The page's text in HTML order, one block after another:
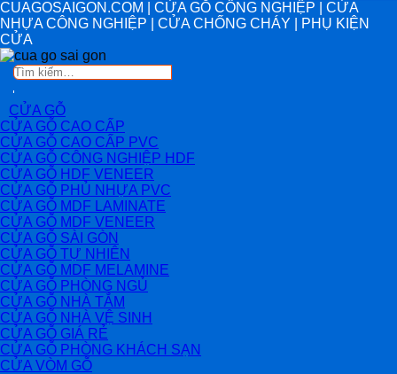
CUAGOSAIGON.COM | CỬA GỖ CÔNG NGHIỆP | CỬA
NHỰA CÔNG NGHIỆP | CỬA CHỐNG CHÁY | PHỤ KIỆN
CỬA
Tìm
CỬA GỖ
CỬA GỖ CAO CẤP
CỬA GỖ CAO CẤP PVC
CỬA GỖ CÔNG NGHIỆP HDF
CỬA GỖ HDF VENEER
CỬA GỖ PHỦ NHỰA PVC
CỬA GỖ MDF LAMINATE
CỬA GỖ MDF VENEER
CỬA GỖ SÀI GÒN
CỬA GỖ TỰ NHIÊN
CỬA GỖ MDF MELAMINE
CỬA GỖ PHÒNG NGỦ
CỬA GỖ NHÀ TẮM
CỬA GỖ NHÀ VỆ SINH
CỬA GỖ GIÁ RẺ
CỬA GỖ PHÒNG KHÁCH SẠN
CỬA VÒM GỖ